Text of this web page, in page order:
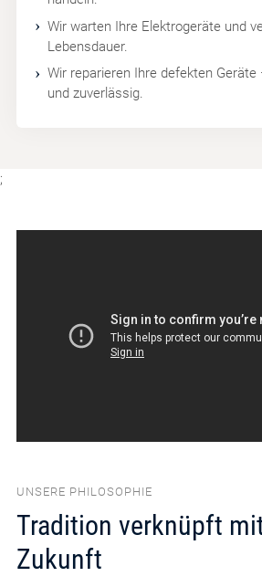
Wir warten Ihre Elektrogeräte und
Lebensdauer.
Wir reparieren Ihre defekten
und zuverlässig.
;
UNSERE PHILOSOPHIE
Tradition verknüpft
Zukunft